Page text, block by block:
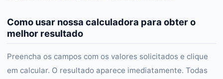
Como usar nossa calculadora para obter o
melhor resultado
Preencha os campos com os valores solicitados e clique
em calcular. O resultado aparece imediatamente. Todas